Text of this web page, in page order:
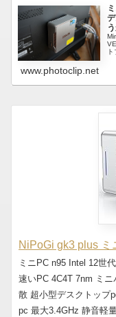
www.photoclip.net
NiPoGi gk3 plus
ミニPC n95 Intel 12世
速いPC 4C4T 7nm ミ
散 超小型デスクトップ
pc 最大3.4GHz 静音軽